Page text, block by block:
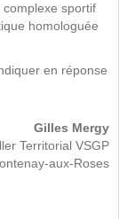
complexe sportif
homologuée
en réponse
Gilles Mergy
Territorial VSGP
aux-Roses